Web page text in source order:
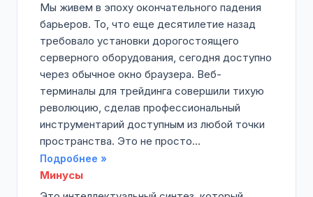
Мы живем в эпоху окончательного падения
барьеров. То, что еще десятилетие назад
требовало установки дорогостоящего
серверного оборудования, сегодня доступно
через обычное окно браузера. Веб-
терминалы для трейдинга совершили тихую
революцию, сделав профессиональный
инструментарий доступным из любой точки
пространства. Это не просто...
Подробнее »
Минусы